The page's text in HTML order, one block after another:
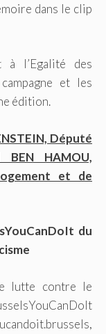
dans le clip
à l’Egalité des
et les
édition.
Député
HAMOU,
et de
du
lutte contre le